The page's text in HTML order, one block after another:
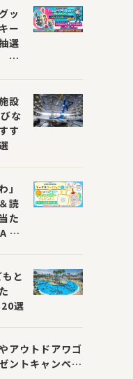
ッ
ー
選
読
設
な
す
」
読
た
ち
は
ゼ
と
選
アウトドアワゴ
ントキャンペー